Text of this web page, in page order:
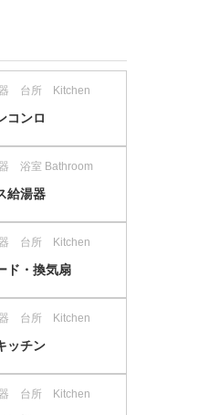
器 台所 Kitchen
コンロ
浴室 Bathroom
給湯器
器 台所 Kitchen
ド・換気扇
器 台所 Kitchen
ッチン
器 台所 Kitchen